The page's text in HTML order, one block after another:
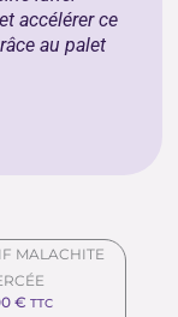
accélérer ce
aupalet
MALACHITE
€ TTC